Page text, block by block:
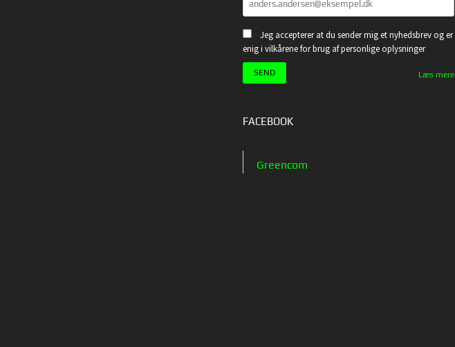
Jeg accepterer at du sender mig et nyhedsbrev og er
enig i vilkårene for brug af personlige oplysninger
Læs mere
FACEBOOK
Greencom